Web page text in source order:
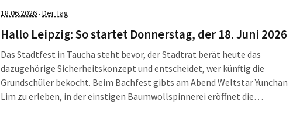
Wehrpflicht. Die LZ fasst zusammen, was am Montag, dem 22. […]
18.06.2026· Der Tag
Hallo Leipzig: So startet Donnerstag, der 18. Juni 2026
Das Stadtfest in Taucha steht bevor, der Stadtrat berät heute das
dazugehörige Sicherheitskonzept und entscheidet, wer künftig die
Grundschüler bekocht. Beim Bachfest gibts am Abend Weltstar Yunchan
Lim zu erleben, in der einstigen Baumwollspinnerei eröffnet die